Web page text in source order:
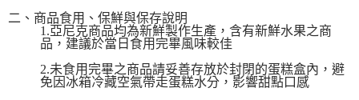
二、商品食用、保鮮與保存說明
1.亞尼克商品均為新鮮製作生產，含有新鮮水果之商
品，建議於當日食用完畢風味較佳
2.未食用完畢之商品請妥善存放於封閉的蛋糕盒內，避
免因冰箱冷藏空氣帶走蛋糕水分，影響甜點口感